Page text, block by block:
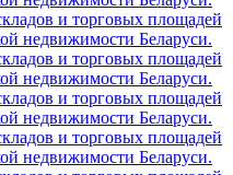
и торговых площадей
недвижимости Беларуси.
и торговых площадей
недвижимости Беларуси.
и торговых площадей
недвижимости Беларуси.
и торговых площадей
недвижимости Беларуси.